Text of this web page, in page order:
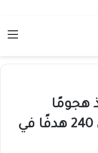
هجومًا
واسعًا وتدمر أكثر من 240 هدفًا في